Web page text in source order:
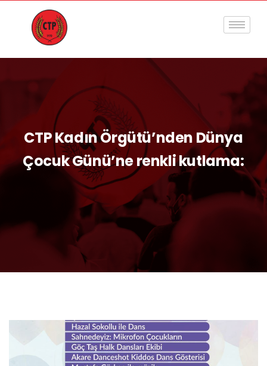
CTP Kadın Örgütü’nden Dünya
Çocuk Günü’ne renkli kutlama: